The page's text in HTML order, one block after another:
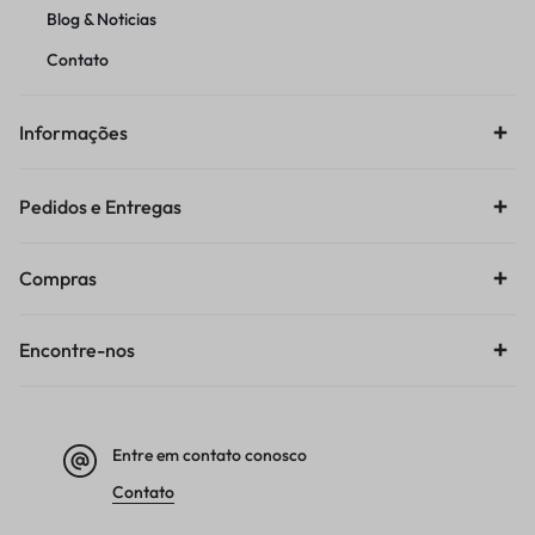
Blog & Noticias
Contato
Informações
Pedidos e Entregas
Compras
Encontre-nos
Entre em contato conosco
Contato